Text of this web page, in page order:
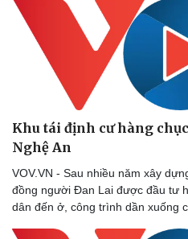
Khu tái định cư hàng
Nghệ An
VOV.VN - Sau nhiều năm xây
đồng người Đan Lai được đầu tư
dân đến ở, công trình dần xuống